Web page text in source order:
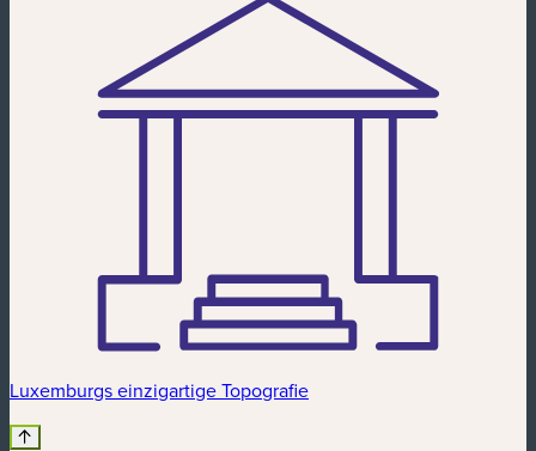
Luxemburgs einzigartige Topografie